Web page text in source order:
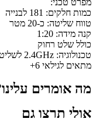
מפרט טכני:
כמות חלקים: 181 לבנייה
טווח שליטה: כ-20 מטר
קנה מידה: 1:20
כולל שלט רחוק
טכנולוגיה: 2.4GHz לשליטה חלקה
מתאים לגילאי 6+
מה אומרים
אולי תרצו גם